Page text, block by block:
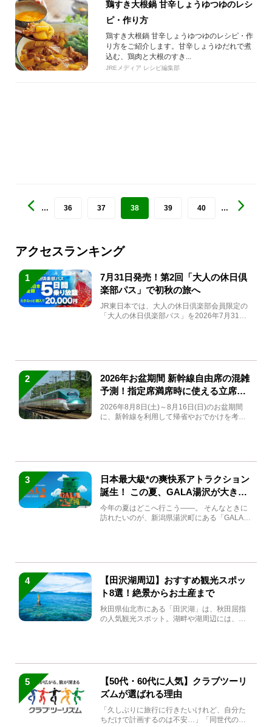
鶏すき大根鍋 甘辛しょうゆつゆのレシ
ピ・作り方
鶏すき大根鍋 甘辛しょうゆつゆのレシピ・作
り方をご紹介します。甘辛しょうゆだれで煮
込む、鶏肉と大根のすき...
JREメディア レシピ編集部
… 36 37 38 39 40 …
アクセスランキング
1
7月31日発売！第2回「大人の休日倶
楽部パス」で初秋の旅へ
JR東日本では、大人の休日倶楽部会員限定の
「大人の休日倶楽部パス」を2026年7月31日
2
2026年お盆期間 新幹線自由席の混雑
予測！指定席満席時に使える立席特
急券も解説
2026年8月8日(土)～8月16日(日)のお盆期間
に、新幹線を利用して帰省やおでかけを考え
3
日本最大級*の爽快系アトラクション
誕生！ この夏、GALA湯沢が大きく
生まれ変わる
今年の夏はどこへ行こう――。 そんなときに
訪れたいのが、新潟県湯沢町にある「GALA湯
4
【田沢湖周辺】おすすめ観光スポッ
ト8選！絶景からお土産まで
秋田県仙北市にある「田沢湖」は、秋田屈指
の人気観光スポット。湖畔や湖周辺には、田
5
【50代・60代に人気】クラブツーリ
ズムが選ばれる理由
「久しぶりに旅行に行きたいけれど、自分た
ちだけで計画するのは不安…」「同世代の方